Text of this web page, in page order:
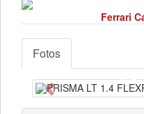
Ferrari
Fotos
Anterior